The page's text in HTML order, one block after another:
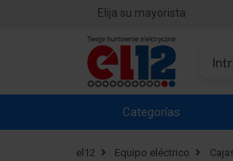
Elija su mayorista
Categorías
el12 Equipo eléctrico